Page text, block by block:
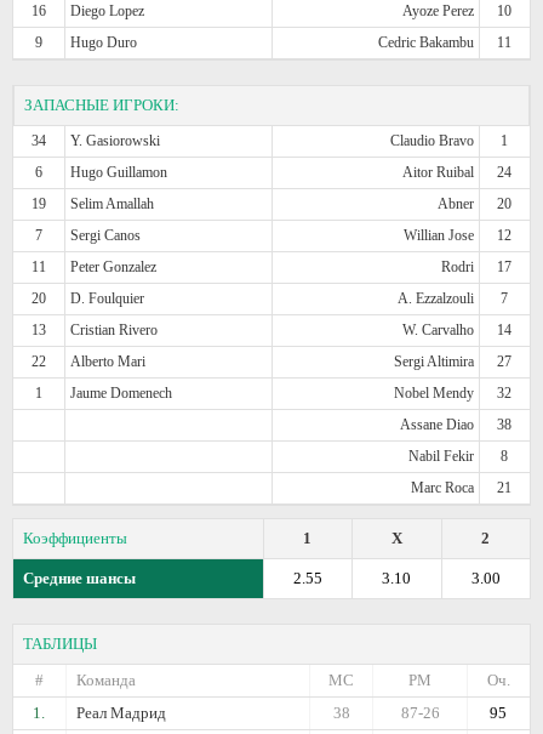
16
Diego Lopez Ayoze Perez
10
9
Hugo Duro Cedric Bakambu 11
ЗАПАСНЫЕ ИГРОКИ:
34 Y. Gasiorowski Claudio Bravo
1
6
Hugo Guillamon Aitor Ruibal
24
19
Selim Amallah Abner
20
7
Sergi Canos Willian Jose
12
11
Peter Gonzalez Rodri
17
20
D. Foulquier A. Ezzalzouli
7
13
Cristian Rivero W. Carvalho
14
22
Alberto Mari Sergi Altimira
27
1
Jaume Domenech Nobel Mendy
32
Assane Diao
38
Nabil Fekir
8
Marc Roca
21
Коэффициенты 2
X
1
Средние шансы 3.00
3.10
2.55
ТАБЛИЦЫ
#
Команда Оч.
РМ
МС
1.
Реал Мадрид 95
87-26
38